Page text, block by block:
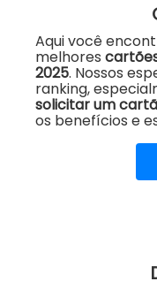
Aqui você
melhores
2025. Nossos
ranking,
solicitar um
os benefícios e